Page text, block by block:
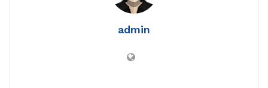
admin